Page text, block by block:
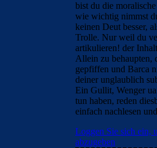
bist du die
wie wichtig nimmst
keinen Deut besser,
Trolle. Nur weil du
artikulieren! der
Allein zu behaupten,
gepfiffen und Barca
deiner unglaublich
Ein Gullit, Wenger
tun haben, reden
einfach nachlesen
Loggen Sie sich ein,
abzugeben